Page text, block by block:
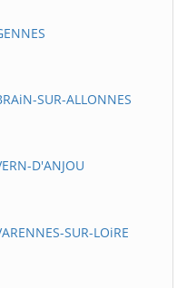
SUR-ALLONNES
D'ANJOU
SUR-LOiRE